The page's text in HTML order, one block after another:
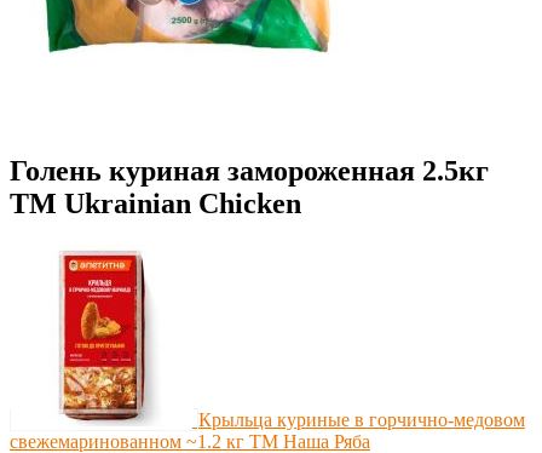
Голень куриная замороженная 2.5кг
ТМ Ukrainian Chicken
Крыльца куриные в горчично-медовом
свежемаринованном ~1.2 кг ТМ Наша Ряба